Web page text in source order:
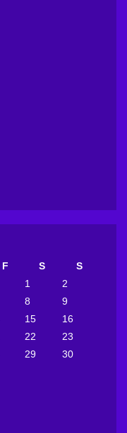
F S
S
1
2
8
9
15
16
22
23
29
30